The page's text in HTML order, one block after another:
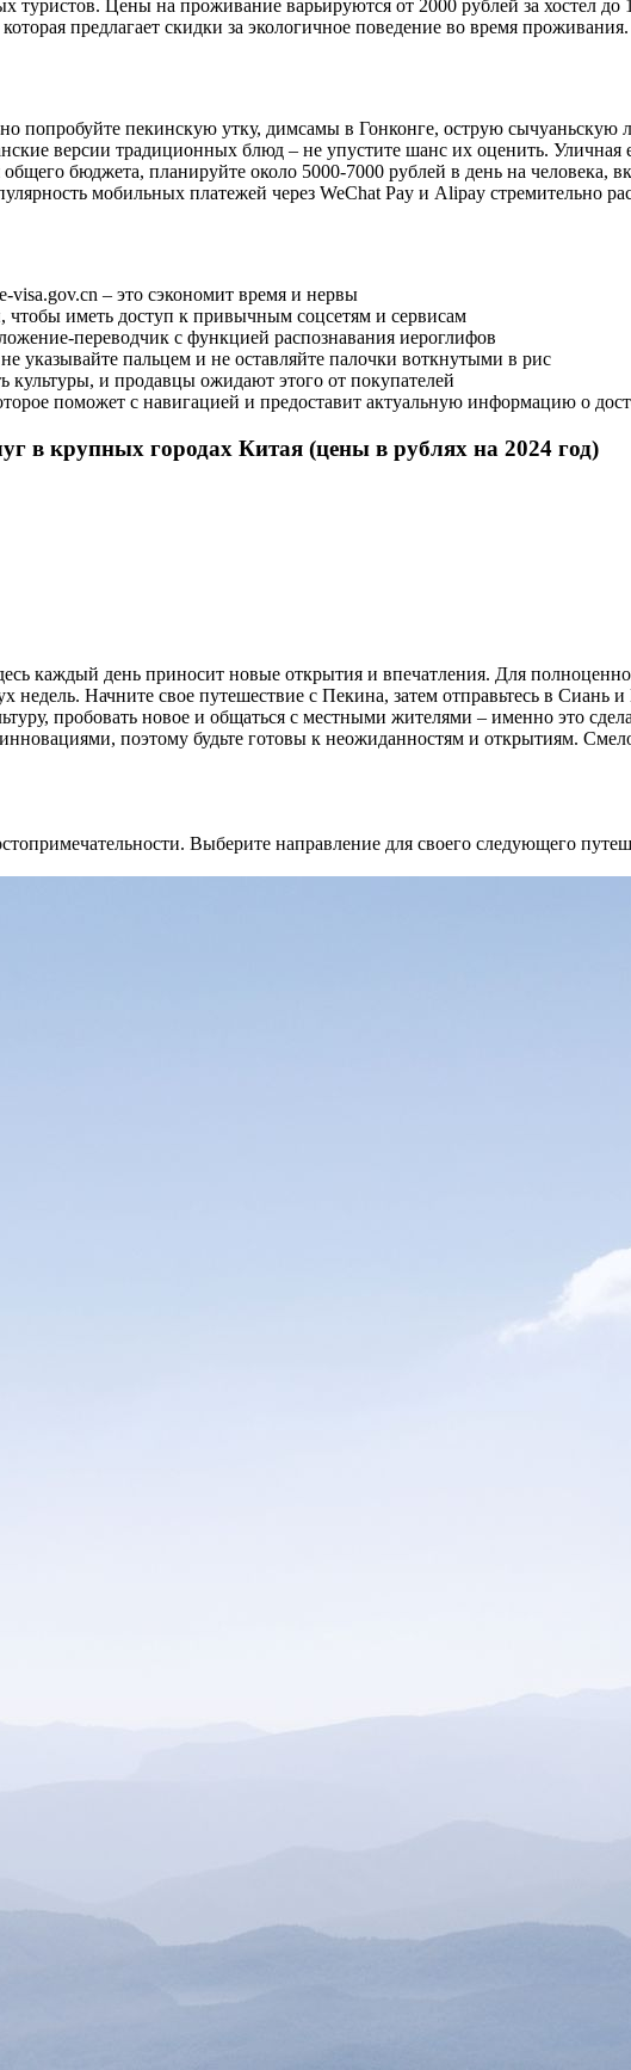
Цены на проживание варьируются от 2000 рублей за хостел до
предлагает скидки за экологичное поведение во время проживания.
попробуйте пекинскую утку, димсамы в Гонконге, острую
версии традиционных блюд – не упустите шанс их оценить. Уличная
общего бюджета, планируйте около 5000-7000 рублей в день на
мобильных платежей через WeChat Pay и Alipay стремительно
visa.gov.cn – это сэкономит время и нервы
чтобы иметь доступ к привычным соцсетям и сервисам
переводчик с функцией распознавания иероглифов
указывайте пальцем и не оставляйте палочки воткнутыми в рис
культуры, и продавцы ожидают этого от покупателей
поможет с навигацией и предоставит актуальную информацию о
в крупных городах Китая (цены в рублях на 2024 год)
каждый день приносит новые открытия и впечатления. Для
недель. Начните свое путешествие с Пекина, затем отправьтесь в Сиань
пробовать новое и общаться с местными жителями – именно это
поэтому будьте готовы к неожиданностям и открытиям.
Выберите направление для своего следующего